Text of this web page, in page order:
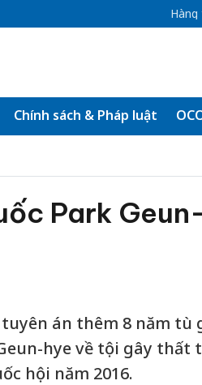
Chính sách & Pháp luật
Park
án thêm 8 năm tù
hye về tội gây thất
hội năm 2016.